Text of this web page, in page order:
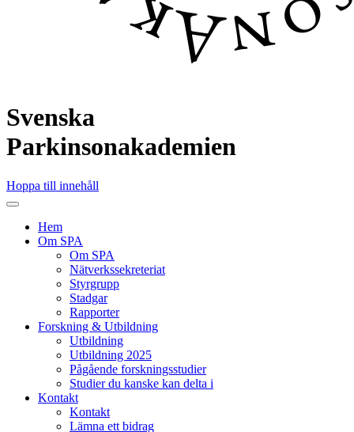
Svenska
Parkinsonakademien
Hoppa till innehåll
Hem
Om SPA
Om SPA
Nätverkssekreteriat
Styrgrupp
Stadgar
Rapporter
Forskning & Utbildning
Utbildning
Utbildning 2025
Pågående forskningsstudier
Studier du kanske kan delta i
Kontakt
Kontakt
Lämna ett bidrag